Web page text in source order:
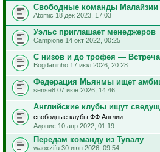
Свободные команды Малайзии
Atomic 18 дек 2023, 17:03
Уэльс приглашает менеджеров
Campione 14 окт 2022, 00:25
С низов и до трофея —
Bogdaninho 17 июл 2026, 20:28
Федерация Мьянмы ищет
sense8 07 июн 2026, 14:46
Английские клубы ищут
свободные клубы ФФ Англии
Адонис 10 апр 2022, 01:19
Передам команду из Тувалу
waoxzifu 30 июн 2026, 09:54